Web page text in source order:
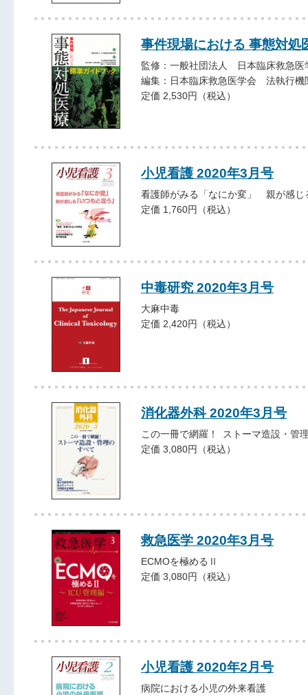
事件現場における 事態対処
監修：一般社団法人 日本臨床救急医
編集：日本臨床救急医学会 法執行機
定価 2,530円（税込）
小児看護 2020年3月号
看護師がみる「なにか変」 親が感じ
定価 1,760円（税込）
中毒研究 2020年3月号
大麻中毒
定価 2,420円（税込）
消化器外科 2020年3月号
この一冊で網羅！ ストーマ造設・管
定価 3,080円（税込）
救急医学 2020年3月号
ECMOを極めるⅡ
定価 3,080円（税込）
小児看護 2020年2月号
病院における小児の外来看護